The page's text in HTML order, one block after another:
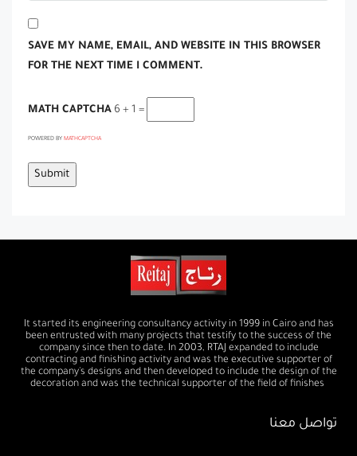
SAVE MY NAME, EMAIL, AND WEBSITE IN THIS BROWSER
FOR THE NEXT TIME I COMMENT.
MATH CAPTCHA 6 + 1 =
POWERED BY MATHCAPTCHA
It started its engineering consultancy activity in 1999 in Cairo and has
been entrusted with many projects that testify to the success of the
company since then to date. In 2003, RTAJ expanded to include
contracting and finishing activity and was the executive supporter of
the company's designs and then developed to include the design of the
decoration and was the technical supporter of the field of finishes
تواصل معنا